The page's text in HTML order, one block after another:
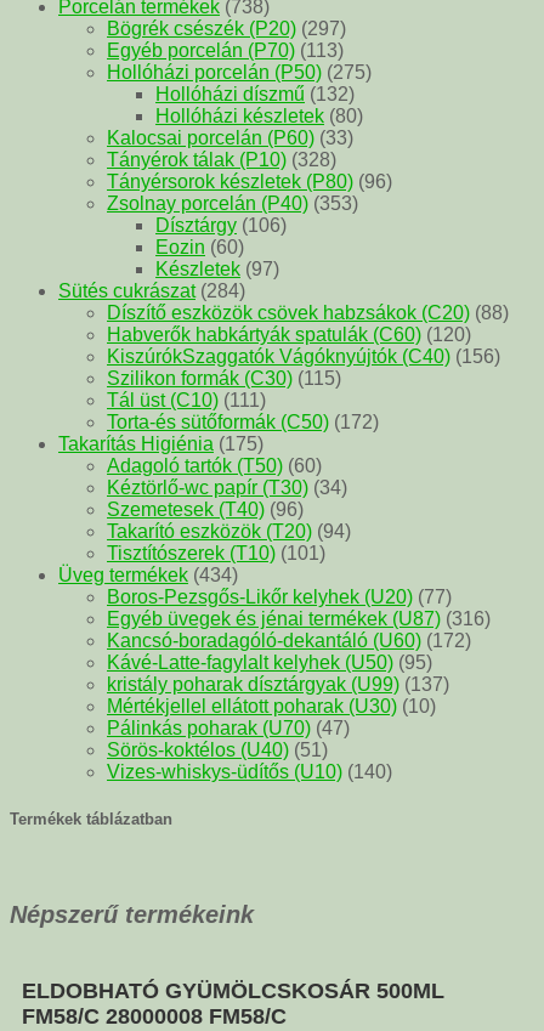
Porcelán termékek (738)
Bögrék csészék (P20) (297)
Egyéb porcelán (P70) (113)
Hollóházi porcelán (P50) (275)
Hollóházi díszmű (132)
Hollóházi készletek (80)
Kalocsai porcelán (P60) (33)
Tányérok tálak (P10) (328)
Tányérsorok készletek (P80) (96)
Zsolnay porcelán (P40) (353)
Dísztárgy (106)
Eozin (60)
Készletek (97)
Sütés cukrászat (284)
Díszítő eszközök csövek habzsákok (C20) (88)
Habverők habkártyák spatulák (C60) (120)
KiszúrókSzaggatók Vágóknyújtók (C40) (156)
Szilikon formák (C30) (115)
Tál üst (C10) (111)
Torta-és sütőformák (C50) (172)
Takarítás Higiénia (175)
Adagoló tartók (T50) (60)
Kéztörlő-wc papír (T30) (34)
Szemetesek (T40) (96)
Takarító eszközök (T20) (94)
Tisztítószerek (T10) (101)
Üveg termékek (434)
Boros-Pezsgős-Likőr kelyhek (U20) (77)
Egyéb üvegek és jénai termékek (U87) (316)
Kancsó-boradagóló-dekantáló (U60) (172)
Kávé-Latte-fagylalt kelyhek (U50) (95)
kristály poharak dísztárgyak (U99) (137)
Mértékjellel ellátott poharak (U30) (10)
Pálinkás poharak (U70) (47)
Sörös-koktélos (U40) (51)
Vizes-whiskys-üdítős (U10) (140)
Termékek táblázatban
Népszerű termékeink
ELDOBHATÓ GYÜMÖLCSKOSÁR 500ML
FM58/C 28000008 FM58/C